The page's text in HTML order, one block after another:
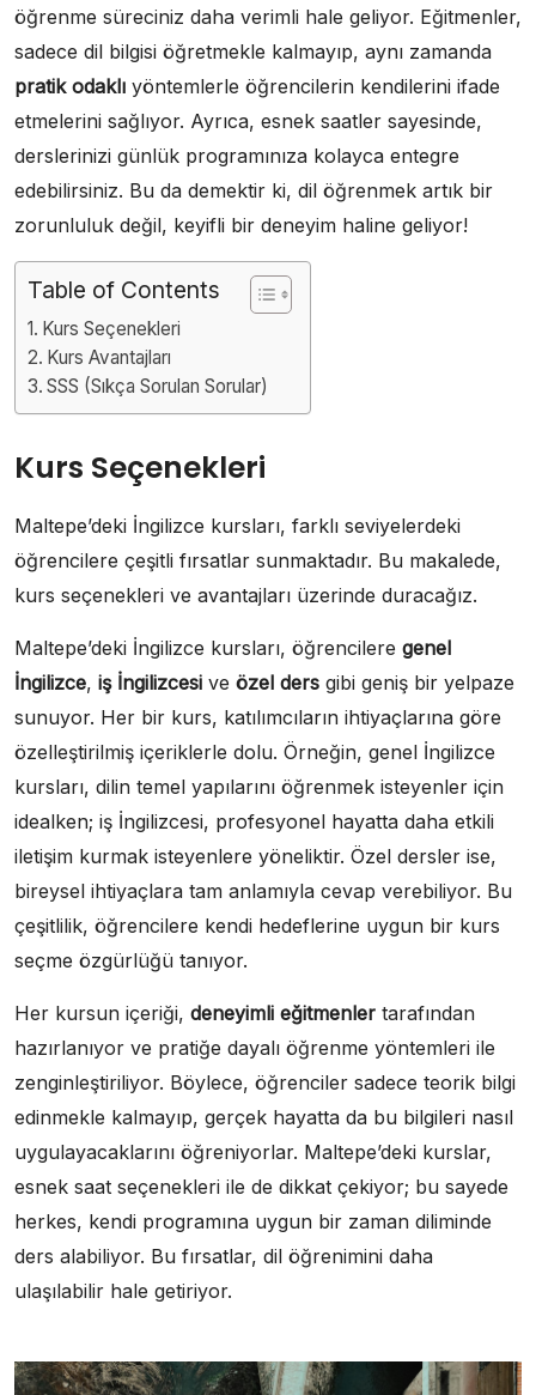
öğrenme süreciniz daha verimli hale geliyor. Eğitmenler,
sadece dil bilgisi öğretmekle kalmayıp, aynı zamanda
pratik odaklı yöntemlerle öğrencilerin kendilerini ifade
etmelerini sağlıyor. Ayrıca, esnek saatler sayesinde,
derslerinizi günlük programınıza kolayca entegre
edebilirsiniz. Bu da demektir ki, dil öğrenmek artık bir
zorunluluk değil, keyifli bir deneyim haline geliyor!
Table of Contents
Kurs Seçenekleri
Kurs Avantajları
SSS (Sıkça Sorulan Sorular)
Kurs Seçenekleri
Maltepe’deki İngilizce kursları, farklı seviyelerdeki
öğrencilere çeşitli fırsatlar sunmaktadır. Bu makalede,
kurs seçenekleri ve avantajları üzerinde duracağız.
Maltepe’deki İngilizce kursları, öğrencilere genel
İngilizce, iş İngilizcesi ve özel ders gibi geniş bir yelpaze
sunuyor. Her bir kurs, katılımcıların ihtiyaçlarına göre
özelleştirilmiş içeriklerle dolu. Örneğin, genel İngilizce
kursları, dilin temel yapılarını öğrenmek isteyenler için
idealken; iş İngilizcesi, profesyonel hayatta daha etkili
iletişim kurmak isteyenlere yöneliktir. Özel dersler ise,
bireysel ihtiyaçlara tam anlamıyla cevap verebiliyor. Bu
çeşitlilik, öğrencilere kendi hedeflerine uygun bir kurs
seçme özgürlüğü tanıyor.
Her kursun içeriği, deneyimli eğitmenler tarafından
hazırlanıyor ve pratiğe dayalı öğrenme yöntemleri ile
zenginleştiriliyor. Böylece, öğrenciler sadece teorik bilgi
edinmekle kalmayıp, gerçek hayatta da bu bilgileri nasıl
uygulayacaklarını öğreniyorlar. Maltepe’deki kurslar,
esnek saat seçenekleri ile de dikkat çekiyor; bu sayede
herkes, kendi programına uygun bir zaman diliminde
ders alabiliyor. Bu fırsatlar, dil öğrenimini daha
ulaşılabilir hale getiriyor.